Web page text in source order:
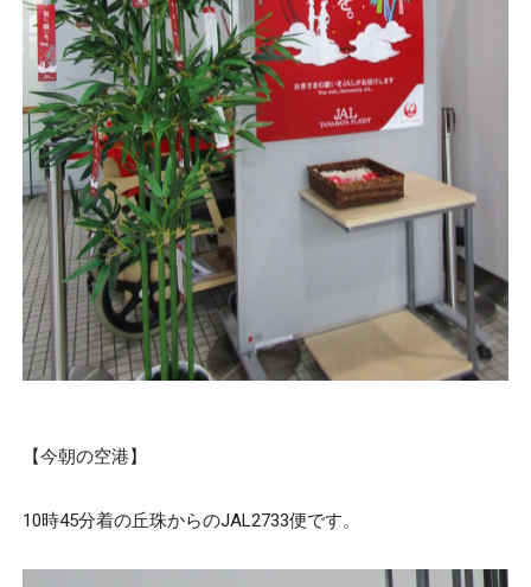
【今朝の空港】
10時45分着の丘珠からのJAL2733便です。